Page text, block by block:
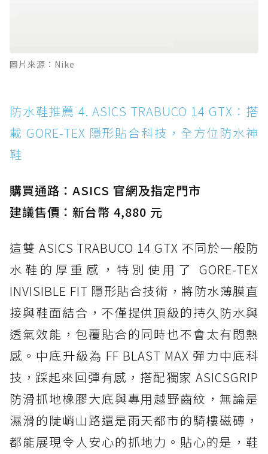
圖片來源：Nike
防水鞋推薦 4. ASICS TRABUCO 14 GTX：搭
載 GORE-TEX 隱形貼合科技，全方位防水神
鞋
購買通路：ASICS 官網及指定門市
建議售價：新台幣 4,880 元
這雙 ASICS TRABUCO 14 GTX 不同於一般防
水鞋的厚重感，特別使用了 GORE-TEX
INVISIBLE FIT 隱形貼合技術，將防水薄膜直
接與鞋面結合，不僅提供頂級的持久防水與
透氣效能，包覆貼合的同時也不會太有悶熱
感。中底升級為 FF BLAST MAX 彈力中底科
技，踩起來回彈有感，搭配獨家 ASICSGRIP
防滑抓地橡膠大底與專用越野齒紋，無論是
濕滑的陡峭山路還是雨天都市的騎樓磁磚，
都能展現令人安心的抓地力。貼心的是，鞋